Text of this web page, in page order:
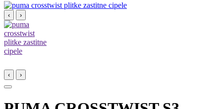
‹ ›
‹ ›